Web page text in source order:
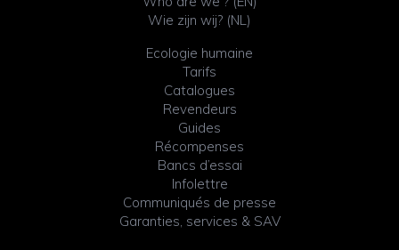
Wie zijn wij? (NL)
Ecologie humaine
Tarifs
Catalogues
Revendeurs
Guides
Récompenses
Bancs d’essai
Infolettre
Communiqués de presse
Garanties, services & SAV